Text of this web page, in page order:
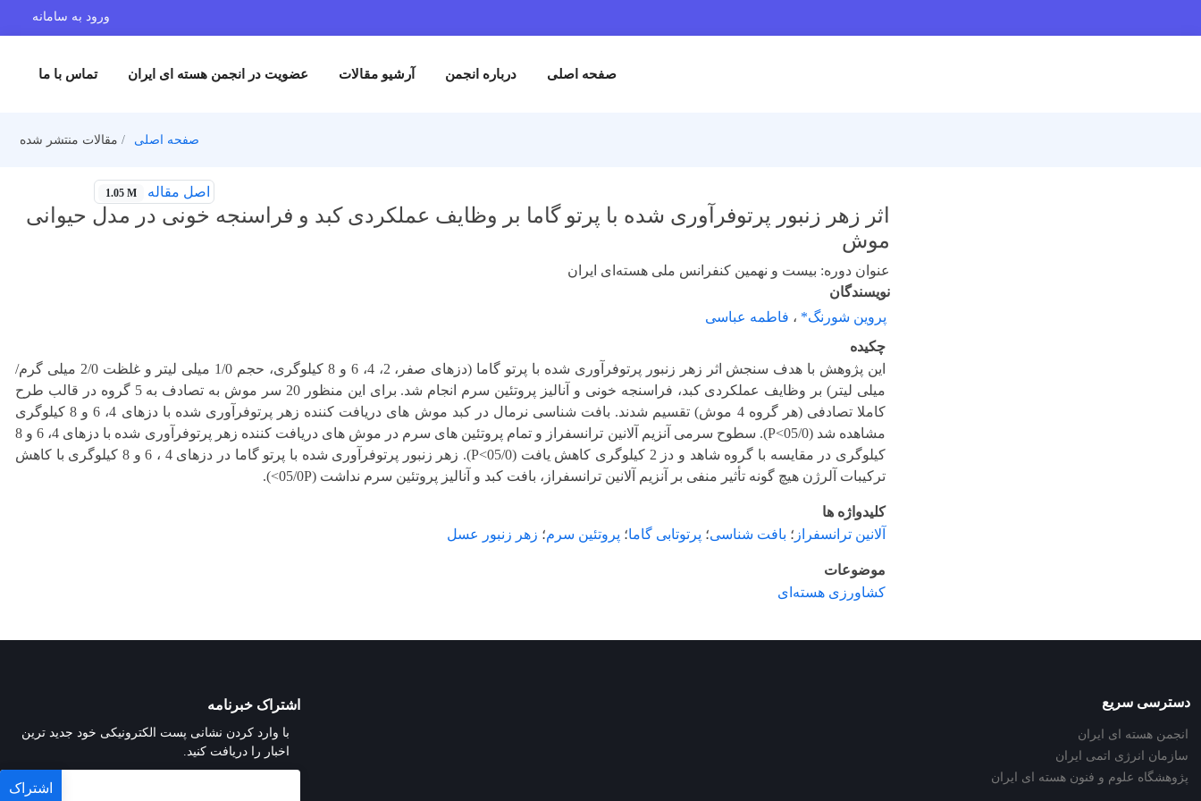
ورود به سامانه
صفحه اصلی درباره انجمن آرشیو مقالات عضویت در انجمن هسته ای ایران تماس با ما
صفحه اصلی مقالات منتشر شده
اصل مقاله 1.05 M
اثر زهر زنبور پرتوفرآوری شده با پرتو گاما بر وظایف عملکردی کبد و فراسنجه خونی در مدل حیوانی
موش
عنوان دوره: بیست و نهمین کنفرانس ملی هسته‌ای ایران
نویسندگان
پروین شورنگ* ، فاطمه عباسی
چکیده
این پژوهش با هدف سنجش اثر زهر زنبور پرتوفرآوری شده با پرتو گاما (دزهای صفر، 2، 4، 6 و 8 کیلوگری، حجم 1/0 میلی لیتر و غلظت 2/0 میلی گرم/
میلی لیتر) بر وظایف عملکردی کبد، فراسنجه خونی و آنالیز پروتئین سرم انجام شد. برای این منظور 20 سر موش به تصادف به 5 گروه در قالب طرح
کاملا تصادفی (هر گروه 4 موش) تقسیم شدند. بافت شناسی نرمال در کبد موش های دریافت کننده زهر پرتوفرآوری شده با دزهای 4، 6 و 8 کیلوگری
مشاهده شد (05/0>P). سطوح سرمی آنزیم آلانین ترانسفراز و تمام پروتئین های سرم در موش های دریافت کننده زهر پرتوفرآوری شده با دزهای 4، 6 و 8
کیلوگری در مقایسه با گروه شاهد و دز 2 کیلوگری کاهش یافت (05/0>P). زهر زنبور پرتوفرآوری شده با پرتو گاما در دزهای 4 ، 6 و 8 کیلوگری با کاهش
ترکیبات آلرژن هیچ گونه تأثیر منفی بر آنزیم آلانین ترانسفراز، بافت کبد و آنالیز پروتئین سرم نداشت (05/0P>).
کلیدواژه ها
آلانین ترانسفراز ؛ بافت شناسی؛ پرتوتابی گاما؛ پروتئین سرم؛ زهر زنبور عسل
موضوعات
کشاورزی هسته‌ای
دسترسی سریع
انجمن هسته ای ایران
سازمان انرژی اتمی ایران
پژوهشگاه علوم و فنون هسته ای ایران
اشتراک خبرنامه
با وارد کردن نشانی پست الکترونیکی خود جدید ترین
اخبار را دریافت کنید.